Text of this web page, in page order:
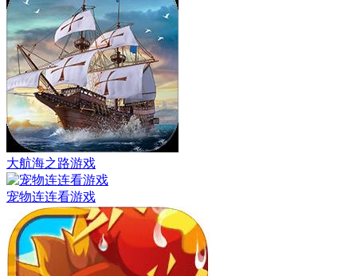
大航海之路游戏
宠物连连看游戏